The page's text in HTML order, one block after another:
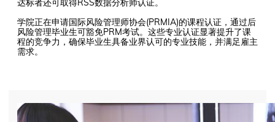
达标者还可取得RSS数据分析师认证。
学院正在申请国际风险管理师协会(PRMIA)的课程认证，通过后
风险管理毕业生可豁免PRM考试。这些专业认证显著提升了课
程的竞争力，确保毕业生具备业界认可的专业技能，并满足雇主
需求。